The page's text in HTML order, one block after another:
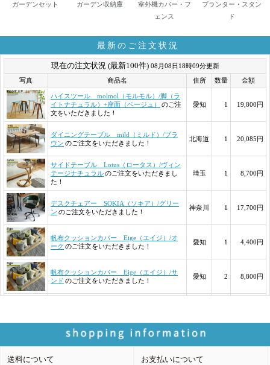
ガーデンセット ガーデン収納庫
室外機カバー・フ
ェンス
プランター・スタン
ド
最新のご注文状況
送料について お支払いについて